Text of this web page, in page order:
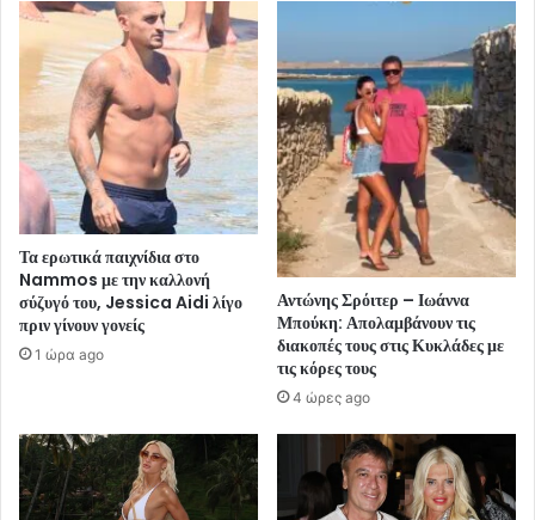
Τα ερωτικά παιχνίδια στο
Nammos με την καλλονή
σύζυγό του, Jessica Aidi λίγο
πριν γίνουν γονείς
1 ώρα ago
Αντώνης Σρόιτερ – Ιωάννα
Μπούκη: Απολαμβάνουν τις
διακοπές τους στις Κυκλάδες με
τις κόρες τους
4 ώρες ago